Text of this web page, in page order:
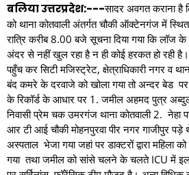
बलिया उत्तरप्रदेश:---सादर अवगत कराना
को थाना कोतवाली अंतर्गत चौकी ऑक्टेनगंज में स्थित
रात्रि करीब 8.00 बजे सूचना दिया गया कि
अंदर से नहीं खुल रहा है न ही कोई हरकत हो रही
पहुँच कर सिटी मजिस्ट्रेट, क्षेत्राधिकारी नगर व
बंद कमरे के दरवाजे को खोला गया तो अन्दर बेड
के रिकॉर्ड के आधार पर 1. जमील अहमद पुत्र
निवासी प्रेम चक उमरगंज थाना कोतवाली 2. नेहा
आर टी आई चौकी मोहनपुरवा पीर नगर गाजीपुर पड़े
अस्पताल भेजा गया जहां पर डाक्टरों द्वारा महिला को
गया तथा जमील को सांसे चलने के चलते ICU में